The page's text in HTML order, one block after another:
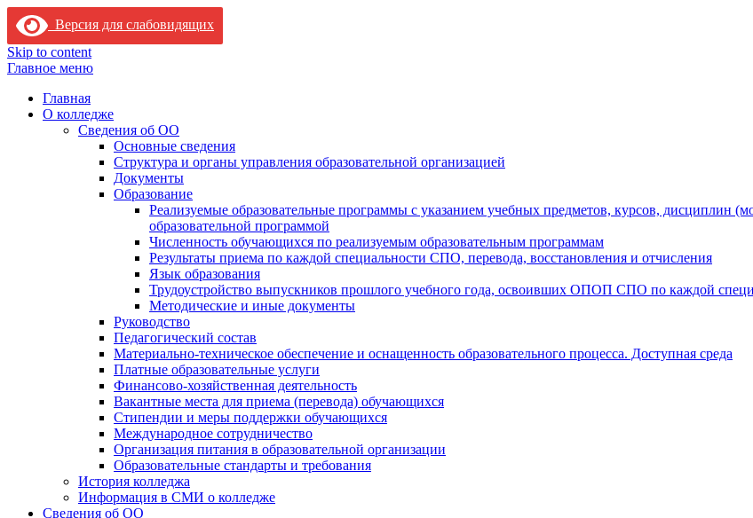
Версия для слабовидящих
Skip to content
Главное меню
Главная
О колледже
Сведения об ОО
Основные сведения
Структура и органы управления образовательной организацией
Документы
Образование
Реализуемые образовательные программы с указанием учебных предметов, курсов, дисциплин
образовательной программой
Численность обучающихся по реализуемым образовательным программам
Результаты приема по каждой специальности СПО, перевода, восстановления и отчисления
Язык образования
Трудоустройство выпускников прошлого учебного года, освоивших ОПОП СПО по каждой
Методические и иные документы
Руководство
Педагогический состав
Материально-техническое обеспечение и оснащенность образовательного процесса. Доступная среда
Платные образовательные услуги
Финансово-хозяйственная деятельность
Вакантные места для приема (перевода) обучающихся
Стипендии и меры поддержки обучающихся
Международное сотрудничество
Организация питания в образовательной организации
Образовательные стандарты и требования
История колледжа
Информация в СМИ о колледже
Сведения об ОО